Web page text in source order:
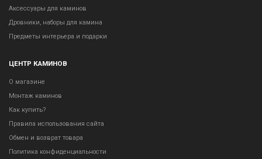
Аксессуары для каминов
Дровники, наборы для камина
Предметы интерьера и подарки
ЦЕНТР КАМИНОВ
О магазине
Монтаж каминов
Как купить?
Правила использования сайта
Обмен и возврат товара
Политика конфиденциальности